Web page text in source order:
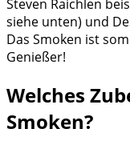
Steven Raichlen
siehe unten) und
Das Smoken ist
Genießer!
Welches
Smoken?